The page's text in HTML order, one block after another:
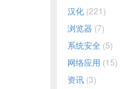
汉化 (221)
浏览器 (7)
系统安全 (5)
网络应用 (15)
资讯 (3)